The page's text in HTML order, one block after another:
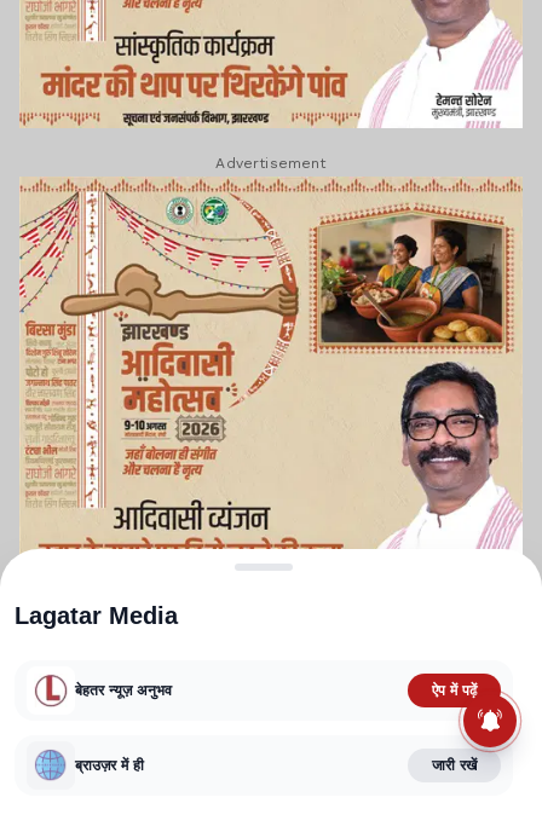
Advertisement
TERMS AND CONDITIONS
CORRECTIONS POLICY
FACT CHECKING POLICY
Lagatar Media
बेहतर न्यूज़ अनुभव ऐप में पढ़ें
ब्राउज़र में ही जारी रखें